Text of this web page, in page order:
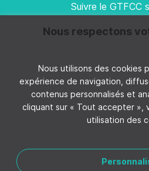
Nous respectons
Nous utilisons des cookies
expérience de navigation,
contenus personnalisés et
cliquant sur « Tout accepter »,
utilisation des
Suivre le GTFCC
Suivez GTFCC